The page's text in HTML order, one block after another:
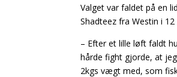
Valget var faldet på en
Shadteez fra Westin i
– Efter et lille løft faldt
hårde fight gjorde, at
2kgs vægt med, som